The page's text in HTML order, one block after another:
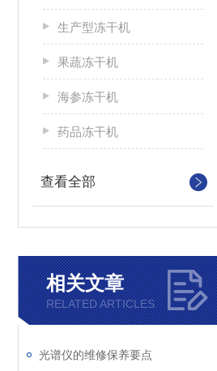
生产型冻干机
果蔬冻干机
海参冻干机
药品冻干机
查看全部
相关文章
RELATED ARTICLES
光谱仪的维修保养要点